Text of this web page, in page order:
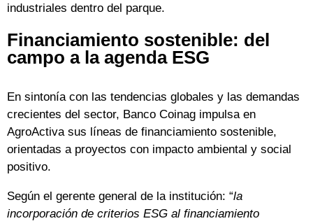
industriales dentro del parque.
Financiamiento sostenible: del
campo a la agenda ESG
En sintonía con las tendencias globales y las demandas
crecientes del sector, Banco Coinag impulsa en
AgroActiva sus líneas de financiamiento sostenible,
orientadas a proyectos con impacto ambiental y social
positivo.
Según el gerente general de la institución: “la
incorporación de criterios ESG al financiamiento